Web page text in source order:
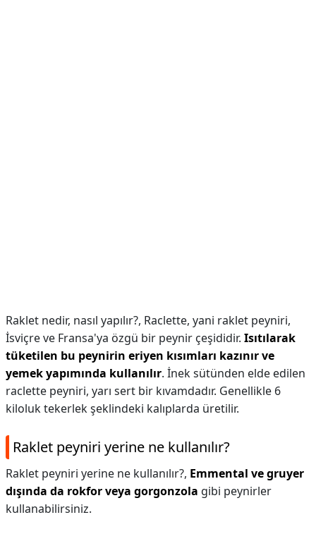
Raklet nedir, nasıl yapılır?, Raclette, yani raklet peyniri,
İsviçre ve Fransa'ya özgü bir peynir çeşididir. Isıtılarak
tüketilen bu peynirin eriyen kısımları kazınır ve
yemek yapımında kullanılır. İnek sütünden elde edilen
raclette peyniri, yarı sert bir kıvamdadır. Genellikle 6
kiloluk tekerlek şeklindeki kalıplarda üretilir.
Raklet peyniri yerine ne kullanılır?
Raklet peyniri yerine ne kullanılır?, Emmental ve gruyer
dışında da rokfor veya gorgonzola gibi peynirler
kullanabilirsiniz.